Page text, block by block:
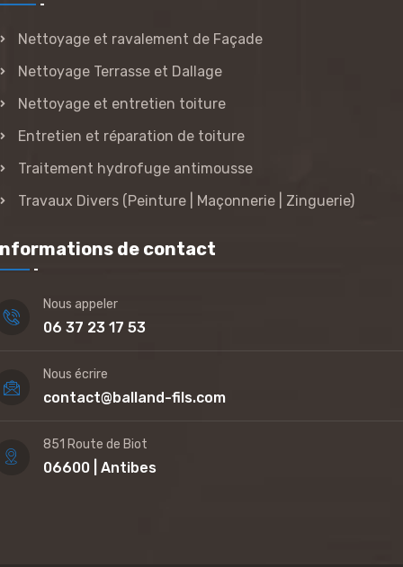
Nettoyage et ravalement de Façade
Nettoyage Terrasse et Dallage
Nettoyage et entretien toiture
Entretien et réparation de toiture
Traitement hydrofuge antimousse
Travaux Divers (Peinture | Maçonnerie | Zinguerie)
de contact
Nous appeler
06 37 23 17 53
Nous écrire
contact@balland-fils.com
851 Route de Biot
06600 | Antibes